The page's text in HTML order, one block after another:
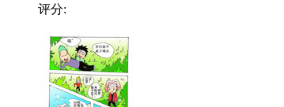
评分: